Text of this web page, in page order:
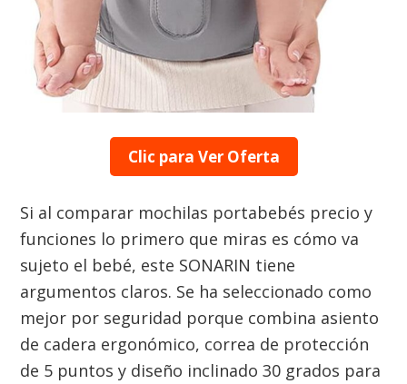
Clic para Ver Oferta
Si al comparar mochilas portabebés precio y
funciones lo primero que miras es cómo va
sujeto el bebé, este SONARIN tiene
argumentos claros. Se ha seleccionado como
mejor por seguridad porque combina asiento
de cadera ergonómico, correa de protección
de 5 puntos y diseño inclinado 30 grados para